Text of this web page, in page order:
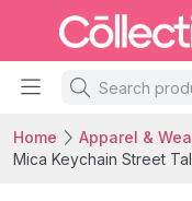
Home Apparel &
Mica Keychain Street